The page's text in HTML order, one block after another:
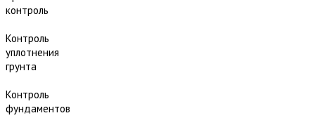
контроль
Контроль
уплотнения
грунта
Контроль
фундаментов